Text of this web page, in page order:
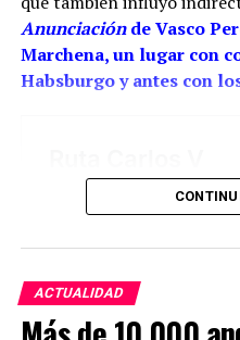
con la colaboración
conservan las dos
parroquiales relacionan
los pagos finales con sus
La reja de San Juan
aquella familia. Su
en una especie de joyero
parece perder su peso: se
Anunciaciónde Vasco
Marchena, un lugar con
Habsburgo y antes con
ACTUALIDAD